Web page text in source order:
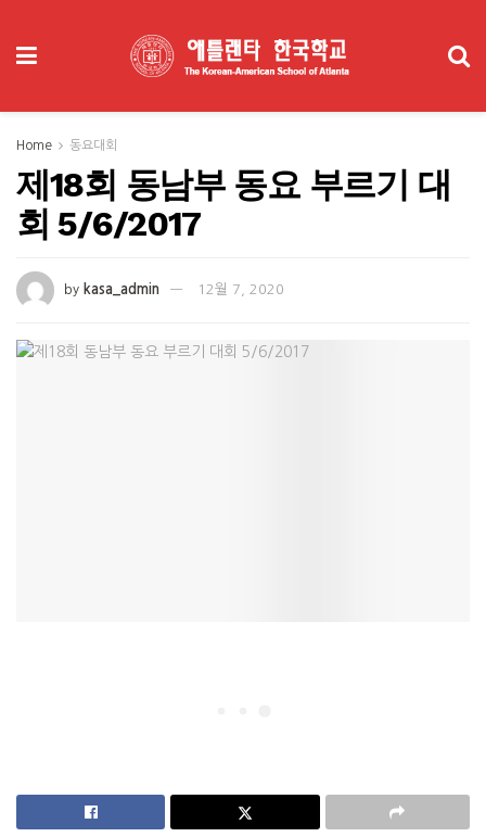
Home 동요대회
제18회 동남부 동요 부르기 대
회 5/6/2017
by kasa_admin 12월 7, 2020